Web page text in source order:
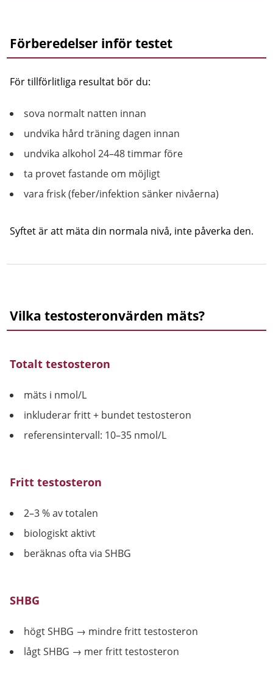
Förberedelser inför testet
För tillförlitliga resultat bör du:
sova normalt natten innan
undvika hård träning dagen innan
undvika alkohol 24–48 timmar före
ta provet fastande om möjligt
vara frisk (feber/infektion sänker nivåerna)
Syftet är att mäta din normala nivå, inte påverka den.
Vilka testosteronvärden mäts?
Totalt testosteron
mäts i nmol/L
inkluderar fritt + bundet testosteron
referensintervall: 10–35 nmol/L
Fritt testosteron
2–3 % av totalen
biologiskt aktivt
beräknas ofta via SHBG
SHBG
högt SHBG → mindre fritt testosteron
lågt SHBG → mer fritt testosteron